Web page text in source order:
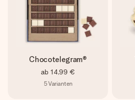
Chocotelegram®
ab 14,99 €
5Varianten